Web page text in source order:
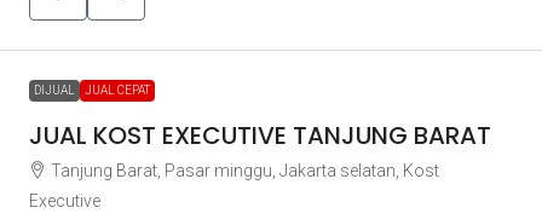
DIJUAL JUAL CEPAT
JUAL KOST EXECUTIVE TANJUNG BARAT
Tanjung Barat, Pasar minggu, Jakarta selatan, Kost
Executive